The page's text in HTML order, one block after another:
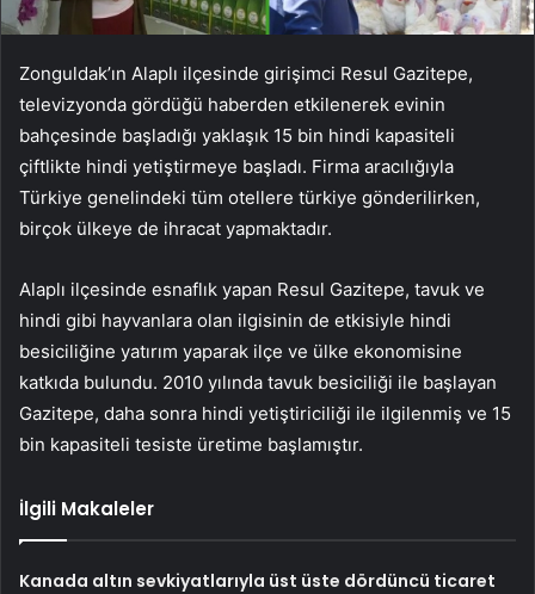
Zonguldak’ın Alaplı ilçesinde girişimci Resul Gazitepe,
televizyonda gördüğü haberden etkilenerek evinin
bahçesinde başladığı yaklaşık 15 bin hindi kapasiteli
çiftlikte hindi yetiştirmeye başladı. Firma aracılığıyla
Türkiye genelindeki tüm otellere türkiye gönderilirken,
birçok ülkeye de ihracat yapmaktadır.
Alaplı ilçesinde esnaflık yapan Resul Gazitepe, tavuk ve
hindi gibi hayvanlara olan ilgisinin de etkisiyle hindi
besiciliğine yatırım yaparak ilçe ve ülke ekonomisine
katkıda bulundu. 2010 yılında tavuk besiciliği ile başlayan
Gazitepe, daha sonra hindi yetiştiriciliği ile ilgilenmiş ve 15
bin kapasiteli tesiste üretime başlamıştır.
İlgili Makaleler
Kanada altın sevkiyatlarıyla üst üste dördüncü ticaret